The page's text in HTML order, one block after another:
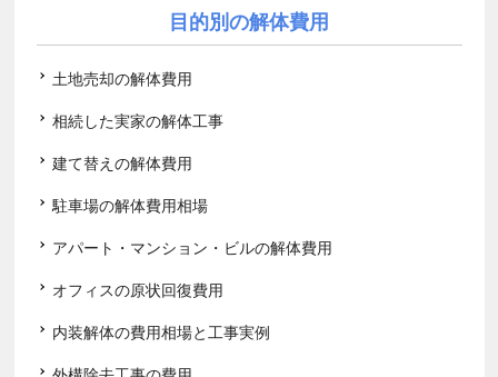
目的別の解体費用
土地売却の解体費用
相続した実家の解体工事
建て替えの解体費用
駐車場の解体費用相場
アパート・マンション・ビルの解体費用
オフィスの原状回復費用
内装解体の費用相場と工事実例